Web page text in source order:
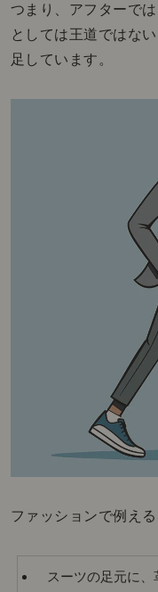
つまり、アフターで
としては王道ではな
足しています。
ファッションで例え
スーツの足元に